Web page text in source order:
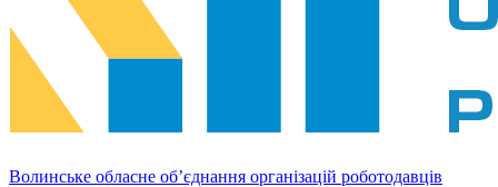
Волинське обласне об’єднання організацій роботодавців